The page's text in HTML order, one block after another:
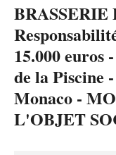
BRASSERIE
15.000 euros
de la Piscine
Monaco -
L'OBJET